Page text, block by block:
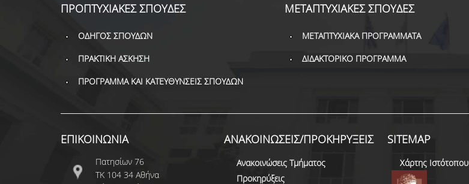
ΠΡΟΠΤΥΧΙΑΚΕΣ ΣΠΟΥΔΕΣ
ΟΔΗΓΟΣ ΣΠΟΥΔΩΝ
ΠΡΑΚΤΙΚΗ ΑΣΚΗΣΗ
ΠΡΟΓΡΑΜΜΑ ΚΑΙ ΚΑΤΕΥΘΥΝΣΕΙΣ ΣΠΟΥΔΩΝ
ΜΕΤΑΠΤΥΧΙΑΚΕΣ ΣΠΟΥΔΕΣ
ΜΕΤΑΠΤΥΧΙΑΚΑ ΠΡΟΓΡΑΜΜΑΤΑ
ΔΙΔΑΚΤΟΡΙΚΟ ΠΡΟΓΡΑΜΜΑ
ΕΠΙΚΟΙΝΩΝΙΑ
Πατησίων 76
ΤΚ 104 34 Αθήνα
ΑΝΑΚΟΙΝΩΣΕΙΣ/ΠΡΟΚΗΡΥΞΕΙΣ
Ανακοινώσεις Τμήματος
Προκηρύξεις
SITEMAP
Χάρτης Ιστότοπου